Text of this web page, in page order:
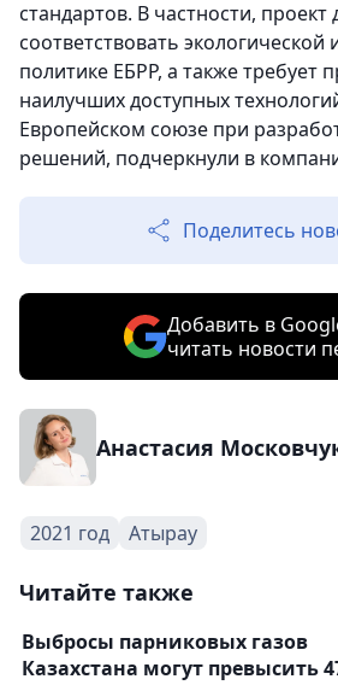
стандартов. В частности, проект
соответствовать экологической
политике ЕБРР, а также требует
наилучших доступных
Европейском союзе при
решений, подчеркнули в
Поделитесь
Добавить в
читать новости
Анастасия
2021 год Атырау
Читайте также
Выбросы парниковых газов
Казахстана могут превысить